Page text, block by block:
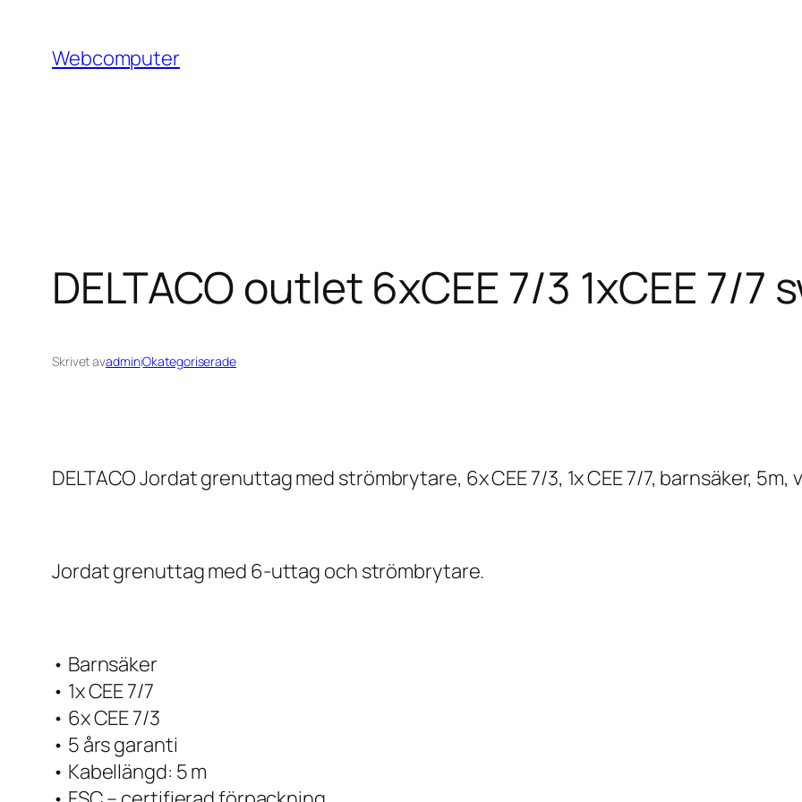
innehåll
Webcomputer
DELTACO outlet 6xCEE 7/3 1xCEE 7/
Skrivet avadminiOkategoriserade
DELTACO Jordat grenuttag med strömbrytare, 6x CEE 7/3, 1x CEE 7/7, barnsäker, 5m,
Jordat grenuttag med 6-uttag och strömbrytare.
• Barnsäker
• 1x CEE 7/7
• 6x CEE 7/3
• 5 års garanti
• Kabellängd: 5 m